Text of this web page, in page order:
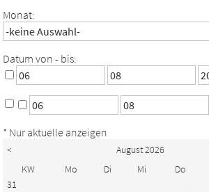
Monat:
Datum von - bis:
* Nur aktuelle anzeigen
< August 2026
KW
Mo Di Mi Do
31